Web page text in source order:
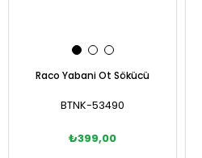
Raco Yabani Ot Sökücü
BTNK-53490
₺399,00